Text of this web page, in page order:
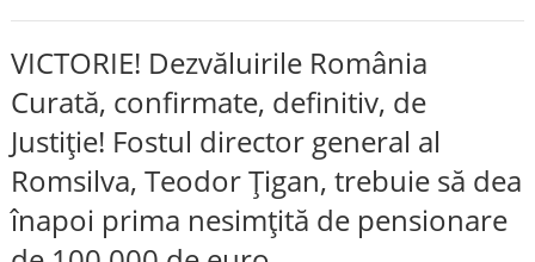
VICTORIE! Dezvăluirile România
Curată, confirmate, definitiv, de
Justiție! Fostul director general al
Romsilva, Teodor Țigan, trebuie să dea
înapoi prima nesimțită de pensionare